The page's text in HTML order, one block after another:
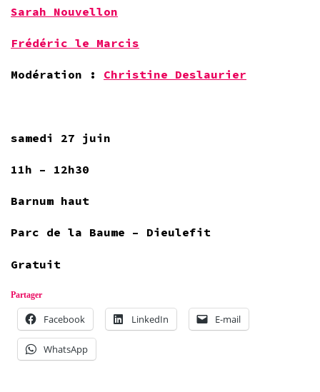
Sarah Nouvellon
Frédéric le Marcis
Modération : Christine Deslaurier
samedi 27 juin
11h – 12h30
Barnum haut
Parc de la Baume – Dieulefit
Gratuit
Partager
Facebook LinkedIn E-mail
WhatsApp